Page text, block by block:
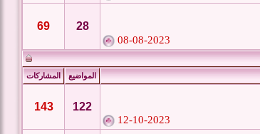
08-08-2023
28
69
المواضيع المشاركات
12-10-2023
122
143